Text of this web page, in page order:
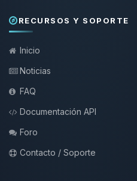
RECURSOS Y SOPORTE
Inicio
Noticias
FAQ
Documentación API
Foro
Contacto / Soporte